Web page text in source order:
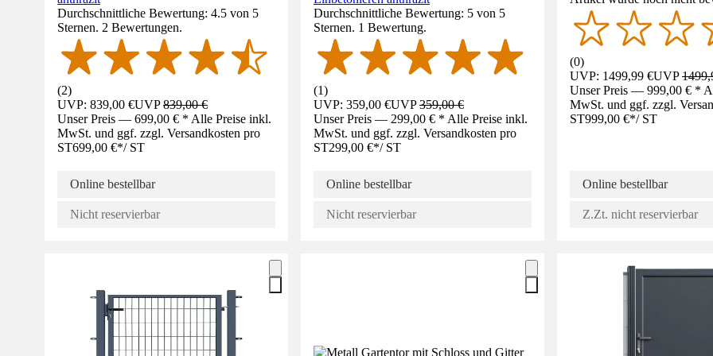
Durchschnittliche Bewertung: 4.5 von 5
Sternen. 2 Bewertungen.
(2)
UVP: 839,00 €UVP839,00 €
Unser Preis — 699,00 € * Alle Preise inkl.
MwSt. und ggf. zzgl. Versandkosten pro
ST699,00 €*/ ST
Online bestellbar
Nicht reservierbar
Durchschnittliche Bewertung: 5 von 5
Sternen. 1 Bewertung.
(1)
UVP: 359,00 €UVP359,00 €
Unser Preis — 299,00 € * Alle Preise inkl.
MwSt. und ggf. zzgl. Versandkosten pro
ST299,00 €*/ ST
Online bestellbar
Nicht reservierbar
(0)
UVP: 1499,99 €UVP
Unser Preis — 999,00 € *
MwSt. und ggf. zzgl.
ST999,00 €*/ ST
Online bestellbar
Z.Zt. nicht reservierbar